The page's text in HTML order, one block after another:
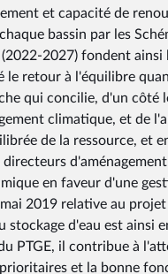
et capacité de
bassin par les
(2022-2027) fondent
le retour à l'équilibre
qui concilie, d'un
climatique, et de
de la ressource, et
en faveur d'une
2019 relative au
d'eau est ainsi
PTGE, il contribue à
et la bonne